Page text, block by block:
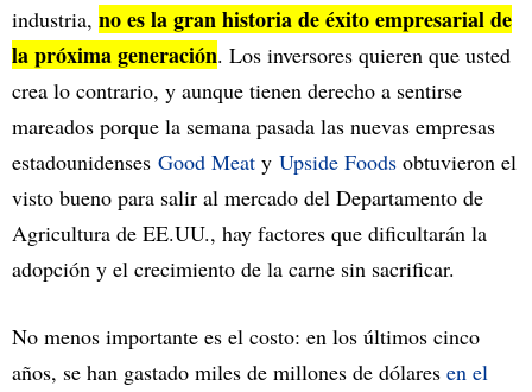
industria, no es la gran historia de éxito empresarial de
la próxima generación. Los inversores quieren que usted
crea lo contrario, y aunque tienen derecho a sentirse
mareados porque la semana pasada las nuevas empresas
estadounidenses Good Meat y Upside Foods obtuvieron el
visto bueno para salir al mercado del Departamento de
Agricultura de EE.UU., hay factores que dificultarán la
adopción y el crecimiento de la carne sin sacrificar.
No menos importante es el costo: en los últimos cinco
años, se han gastado miles de millones de dólares en el